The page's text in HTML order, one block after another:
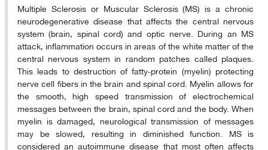
Multiple Sclerosis or Muscular Sclerosis (MS) is a chronic
neurodegenerative disease that affects the central nervous
system (brain, spinal cord) and optic nerve. During an MS
attack, inflammation occurs in areas of the white matter of the
central nervous system in random patches called plaques.
This leads to destruction of fatty-protein (myelin) protecting
nerve cell fibers in the brain and spinal cord. Myelin allows for
the smooth, high speed transmission of electrochemical
messages between the brain, spinal cord and the body. When
myelin is damaged, neurological transmission of messages
may be slowed, resulting in diminished function. MS is
considered an autoimmune disease that most often affects